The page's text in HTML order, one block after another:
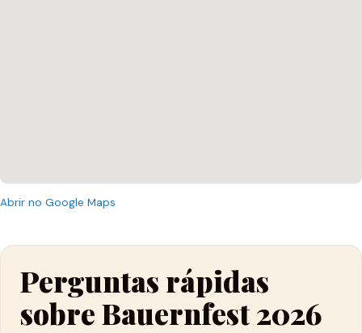
Abrir no Google Maps
Perguntas rápidas
sobre Bauernfest 2026